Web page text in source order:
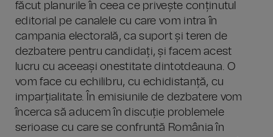
făcut planurile în ceea ce privește conținutul
editorial pe canalele cu care vom intra în
campania electorală, ca suport și teren de
dezbatere pentru candidați, și facem acest
lucru cu aceeași onestitate dintotdeauna. O
vom face cu echilibru, cu echidistanță, cu
imparțialitate. În emisiunile de dezbatere vom
încerca să aducem în discuție problemele
serioase cu care se confruntă România în